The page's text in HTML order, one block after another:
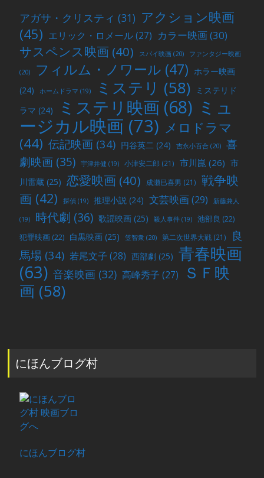
アガサ・クリスティ (31) アクション映画
(45) エリック・ロメール(27) カラー映画(30)
サスペンス映画 (40) スパイ映画 (20) ファンタジー映画
(20) フィルム・ノワール (47) ホラー映画
(24)
ホームドラマ (19) ミステリ (58)
ミステリド
ラマ (24) ミステリ映画 (68) ミュ
ージカル映画 (73) メロドラマ
(44) 伝記映画 (34) 円谷英二 (24) 吉永小百合 (20)
喜
劇映画 (35) 宇津井健 (19) 小津安二郎 (21) 市川崑 (26) 市
川雷蔵 (25) 恋愛映画 (40) 成瀬巳喜男 (21)
戦争映
画 (42) 探偵 (19) 推理小説 (24) 文芸映画(29) 新藤兼人
(19) 時代劇 (36) 歌謡映画 (25) 殺人事件 (19) 池部良 (22)
犯罪映画 (22) 白黒映画 (25) 笠智衆 (20) 第二次世界大戦 (21)
良
馬場 (34) 若尾文子 (28) 西部劇 (25) 青春映画
(63) 音楽映画 (32) 高峰秀子 (27)
ＳＦ映
画 (58)
にほんブログ村
にほんブログ村